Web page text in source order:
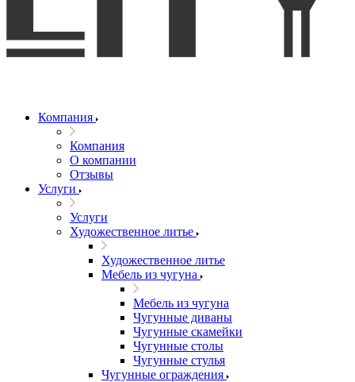
Компания
Компания
О компании
Отзывы
Услуги
Услуги
Художественное литье
Художественное литье
Мебель из чугуна
Мебель из чугуна
Чугунные диваны
Чугунные скамейки
Чугунные столы
Чугунные стулья
Чугунные ограждения